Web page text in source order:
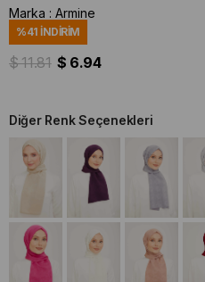
Marka : Armine
%41 İNDIRIM
$ 11.81 $ 6.94
Diğer Renk Seçenekleri